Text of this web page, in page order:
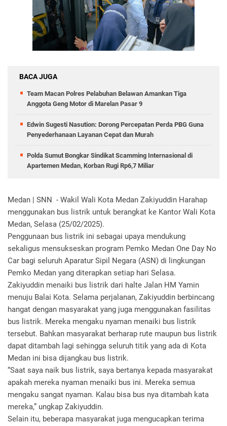
BACA JUGA
Team Macan Polres Pelabuhan Belawan Amankan Tiga
Anggota Geng Motor di Marelan Pasar 9
Edwin Sugesti Nasution: Dorong Percepatan Perda PBG Guna
Penyederhanaan Layanan Cepat dan Murah
Polda Sumut Bongkar Sindikat Scamming Internasional di
Apartemen Medan, Korban Rugi Rp6,7 Miliar
Medan | SNN - Wakil Wali Kota Medan Zakiyuddin Harahap
menggunakan bus listrik untuk berangkat ke Kantor Wali Kota
Medan, Selasa (25/02/2025).
Penggunaan bus listrik ini sebagai upaya mendukung
sekaligus mensukseskan program Pemko Medan One Day No
Car bagi seluruh Aparatur Sipil Negara (ASN) di lingkungan
Pemko Medan yang diterapkan setiap hari Selasa.
Zakiyuddin menaiki bus listrik dari halte Jalan HM Yamin
menuju Balai Kota. Selama perjalanan, Zakiyuddin berbincang
hangat dengan masyarakat yang juga menggunakan fasilitas
bus listrik. Mereka mengaku nyaman menaiki bus listrik
tersebut. Bahkan masyarakat berharap rute maupun bus listrik
dapat ditambah lagi sehingga seluruh titik yang ada di Kota
Medan ini bisa dijangkau bus listrik.
“Saat saya naik bus listrik, saya bertanya kepada masyarakat
apakah mereka nyaman menaiki bus ini. Mereka semua
mengaku sangat nyaman. Kalau bisa bus nya ditambah kata
mereka,” ungkap Zakiyuddin.
Selain itu, beberapa masyarakat juga mengucapkan terima